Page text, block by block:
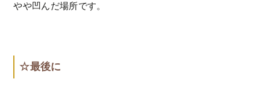
やや凹んだ場所です。
☆最後に